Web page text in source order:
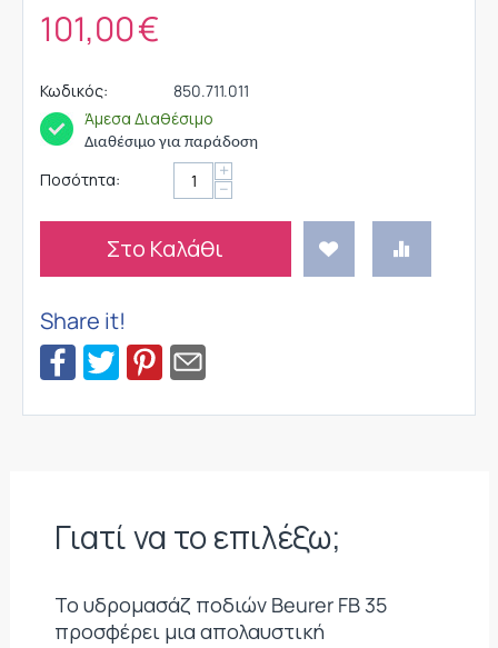
101,00€
Κωδικός:
850.711.011
Άμεσα Διαθέσιμο
Διαθέσιμο για παράδοση
Ποσότητα: +
−
Στο Καλάθι
Share it!
Γιατί να το επιλέξω;
Το υδρομασάζ ποδιών Beurer FB 35
προσφέρει μια απολαυστική